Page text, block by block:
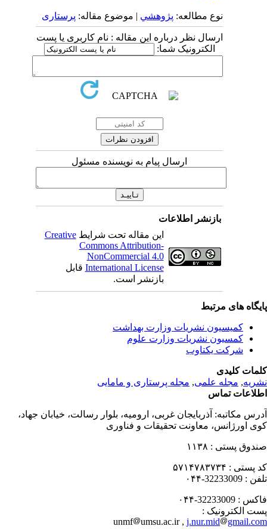
نوع مطالعه:پژوهشي| موضوع مقاله:پرستاری
ارسال نظر درباره این مقاله : نام کاربری یا پست
الکترونیک شما:
ارسال پیام به نویسنده مسئول
بازنشر اطلاعات
این مقاله تحت شرایطCreative
Commons Attribution-
NonCommercial 4.0
International Licenseقابل
بازنشر است.
های مرتبط
کمیسیون نشریات وزارت بهداشت
کمسیون نشریات وزارت علوم
شرکت یکتاوب
کلیدی
,مجله علمی, مجله پرستاری و مامایی
تماس
مکاتبه:آذربایجان غربی، ارومیه، بلوار رسالت، خیابان جهاد،
اورژانس، معاونت تحقیقات و فناوری
پستی : ۱۱۳۸
پستی : ۵۷۱۴۷۸۳۷۳۴
: 32233009-۰۴۴
: 32233009-۰۴۴
الکترونیک :
unmf
umsu.ac.ir ,j.nur.mid